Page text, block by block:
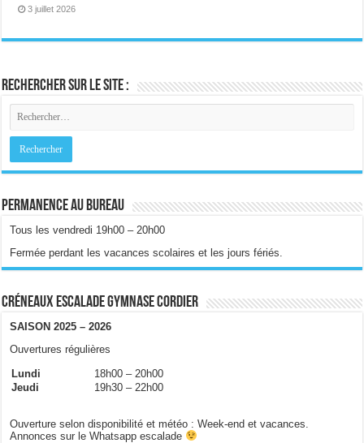
3 juillet 2026
Rechercher sur le site :
Permanence au bureau
Tous les vendredi 19h00 – 20h00
Fermée perdant les vacances scolaires et les jours fériés.
Créneaux escalade gymnase Cordier
SAISON 2025 – 2026
Ouvertures régulières
Lundi
18h00 – 20h00
Jeudi
19h30 – 22h00
Ouverture selon disponibilité et météo : Week-end et vacances.
Annonces sur le Whatsapp escalade